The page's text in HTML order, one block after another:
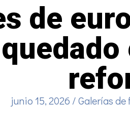
de
junio 15, 2026 /Galerías de